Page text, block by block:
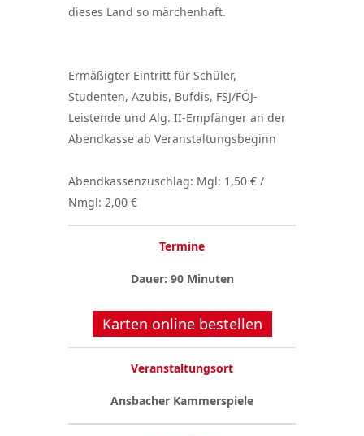
dieses Land so märchenhaft.
Ermäßigter Eintritt für Schüler,
Studenten, Azubis, Bufdis, FSJ/FÖJ-
Leistende und Alg. II-Empfänger an der
Abendkasse ab Veranstaltungsbeginn
Abendkassenzuschlag: Mgl: 1,50 € /
Nmgl: 2,00 €
Termine
Dauer: 90 Minuten
Karten online bestellen
Veranstaltungsort
Ansbacher Kammerspiele